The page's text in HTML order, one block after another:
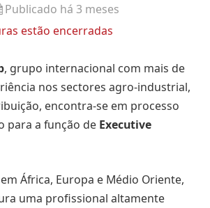
Publicado há 3 meses
estão encerradas
, grupo internacional com mais de
nos sectores agro-industrial,
encontra-se em processo
para a função de Executive
África, Europa e Médio Oriente,
uma profissional altamente